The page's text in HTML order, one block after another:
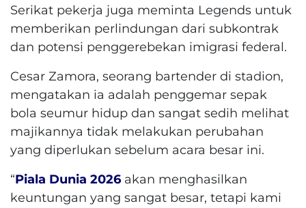
Serikat pekerja juga meminta Legends untuk
memberikan perlindungan dari subkontrak
dan potensi penggerebekan imigrasi federal.
Cesar Zamora, seorang bartender di stadion,
mengatakan ia adalah penggemar sepak
bola seumur hidup dan sangat sedih melihat
majikannya tidak melakukan perubahan
yang diperlukan sebelum acara besar ini.
“Piala Dunia 2026 akan menghasilkan
keuntungan yang sangat besar, tetapi kami